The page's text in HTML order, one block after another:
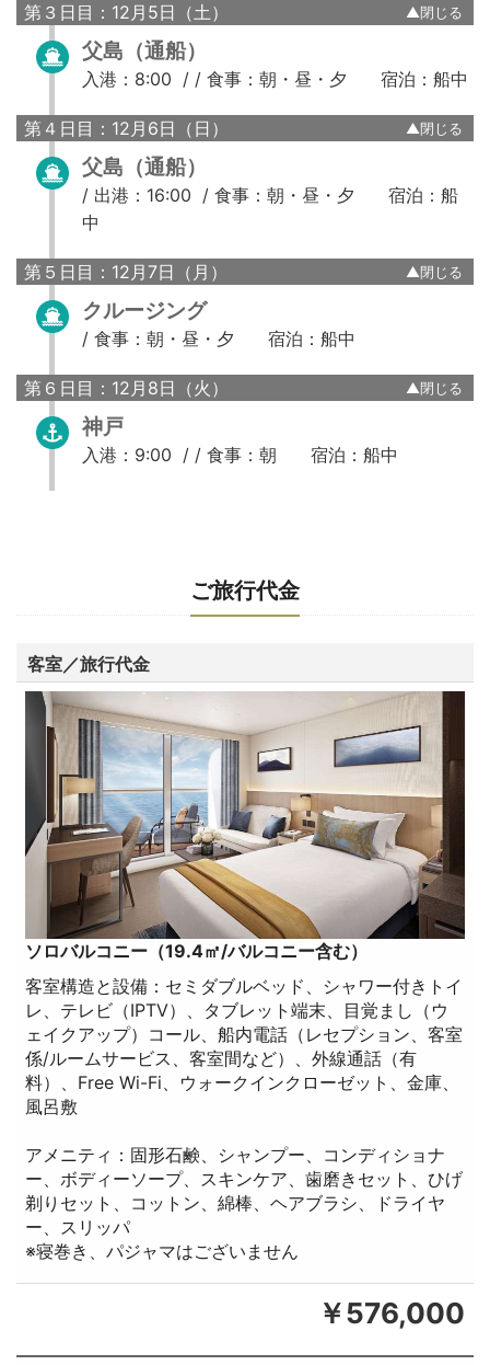
第３日目：12月5日（土）
父島（通船）
入港：8:00 / / 食事：朝・昼・夕 宿泊：船中
第４日目：12月6日（日）
父島（通船）
/ 出港：16:00 / 食事：朝・昼・夕
宿泊：船
中
第５日目：12月7日（月）
クルージング
/ 食事：朝・昼・夕 宿泊：船中
第６日目：12月8日（火）
神戸
入港：9:00 / / 食事：朝 宿泊：船中
ご旅行代金
客室／旅行代金
ソロバルコニー（19.4㎡/バルコニー含む）
客室構造と設備：セミダブルベッド、シャワー付きトイ
レ、テレビ（IPTV）、タブレット端末、目覚まし（ウ
ェイクアップ）コール、船内電話（レセプション、客室
係/ルームサービス、客室間など）、外線通話（有
料）、Free Wi-Fi、ウォークインクローゼット、金庫、
風呂敷
アメニティ：固形石鹸、シャンプー、コンディショナ
ー、ボディーソープ、スキンケア、歯磨きセット、ひげ
剃りセット、コットン、綿棒、ヘアブラシ、ドライヤ
ー、スリッパ
※寝巻き、パジャマはございません
￥576,000